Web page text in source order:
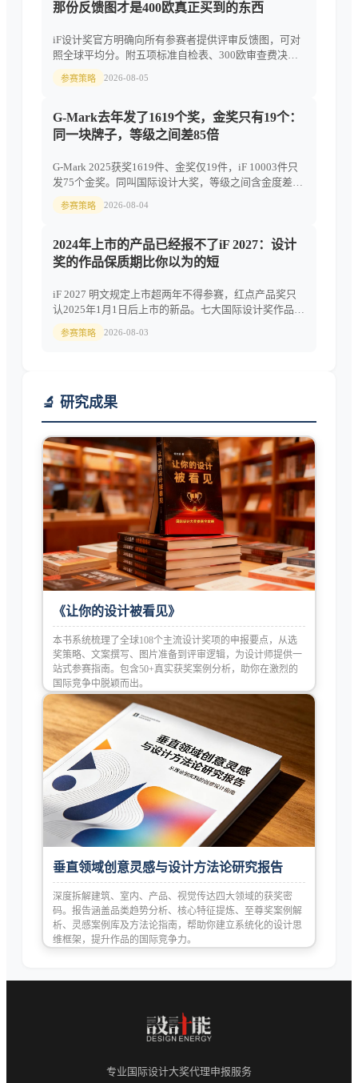
那份反馈图才是400欧真正买到的东西
iF设计奖官方明确向所有参赛者提供评审反馈图，可对
照全球平均分。附五项标准自检表、300欧审查费决策
法与iF 2027完整时间节点。
参赛策略 2026-08-05
G-Mark去年发了1619个奖，金奖只有19个：
同一块牌子，等级之间差85倍
G-Mark 2025获奖1619件、金奖仅19件，iF 10003件只
发75个金奖。同叫国际设计大奖，等级之间含金度差85
倍——三步算清你手上那块牌子的真实稀缺度。
参赛策略 2026-08-04
2024年上市的产品已经报不了iF 2027：设计
奖的作品保质期比你以为的短
iF 2027 明文规定上市超两年不得参赛，红点产品奖只
认2025年1月1日后上市的新品。七大国际设计奖作品资
格窗口对照表，附报奖保质期自查清单。
参赛策略 2026-08-03
🔬 研究成果
《让你的设计被看见》
本书系统梳理了全球108个主流设计奖项的申报要点，从选
奖策略、文案撰写、图片准备到评审逻辑，为设计师提供一
站式参赛指南。包含50+真实获奖案例分析，助你在激烈的
国际竞争中脱颖而出。
垂直领域创意灵感与设计方法论研究报告
深度拆解建筑、室内、产品、视觉传达四大领域的获奖密
码。报告涵盖品类趋势分析、核心特征提炼、至尊奖案例解
析、灵感案例库及方法论指南，帮助你建立系统化的设计思
维框架，提升作品的国际竞争力。
专业国际设计大奖代理申报服务